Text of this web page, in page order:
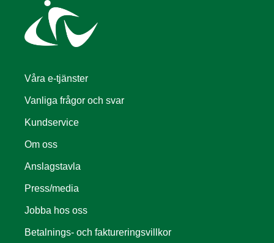
Våra e-tjänster
Vanliga frågor och svar
Kundservice
Om oss
Anslagstavla
Press/media
Jobba hos oss
Betalnings- och faktureringsvillkor